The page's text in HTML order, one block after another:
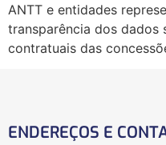
ANTT e entidades
transparência dos dados
contratuais das
ENDEREÇOS E